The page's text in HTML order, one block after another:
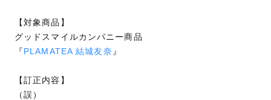
【対象商品】
グッドスマイルカンパニー商品
『PLAMATEA 結城友奈 』
【訂正内容】
（誤）